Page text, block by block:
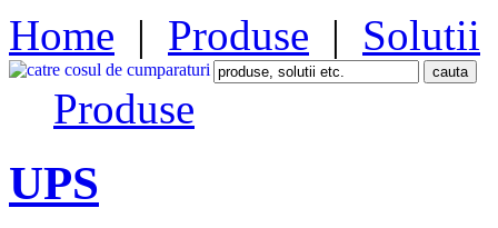
Home | Produse | Solutii
Produse
UPS